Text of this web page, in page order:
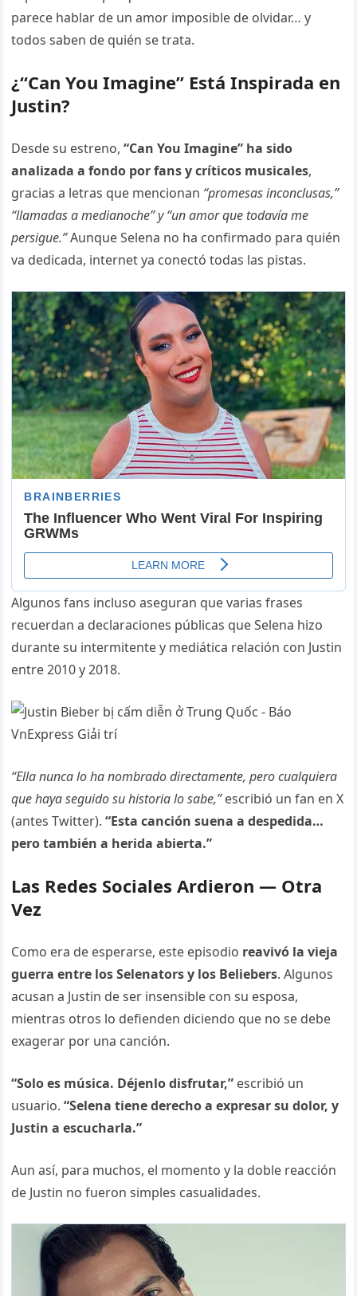
parece hablar de un amor imposible de olvidar… y
todos saben de quién se trata.
¿“Can You Imagine” Está Inspirada en
Justin?
Desde su estreno,“Can You Imagine” ha sido
analizada a fondo por fans y críticos musicales,
gracias a letras que mencionan “promesas inconclusas,”
“llamadas a medianoche” y “un amor que todavía me
persigue.”Aunque Selena no ha confirmado para quién
va dedicada, internet ya conectó todas las pistas.
Algunos fans incluso aseguran que varias frases
recuerdan a declaraciones públicas que Selena hizo
durante su intermitente y mediática relación con Justin
entre 2010 y 2018.
“Ella nunca lo ha nombrado directamente, pero cualquiera
que haya seguido su historia lo sabe,”escribió un fan en X
(antes Twitter).“Esta canción suena a despedida…
pero también a herida abierta.”
Las Redes Sociales Ardieron — Otra
Vez
Como era de esperarse, este episodio reavivó la vieja
guerra entre los Selenators y los Beliebers. Algunos
acusan a Justin de ser insensible con su esposa,
mientras otros lo defienden diciendo que no se debe
exagerar por una canción.
“Solo es música. Déjenlo disfrutar,” escribió un
usuario.“Selena tiene derecho a expresar su dolor, y
Justin a escucharla.”
Aun así, para muchos, el momento y la doble reacción
de Justin no fueron simples casualidades.